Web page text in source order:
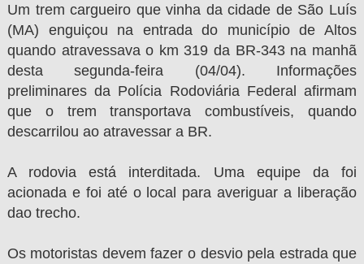
Um trem cargueiro que vinha da cidade de São Luís
(MA) enguiçou na entrada do município de Altos
quando atravessava o km 319 da BR-343 na manhã
desta segunda-feira (04/04). Informações
preliminares da Polícia Rodoviária Federal afirmam
que o trem transportava combustíveis, quando
descarrilou ao atravessar a BR.
A rodovia está interditada. Uma equipe da foi
acionada e foi até o local para averiguar a liberação
dao trecho.
Os motoristas devem fazer o desvio pela estrada que